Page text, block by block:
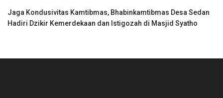
Jaga Kondusivitas Kamtibmas, Bhabinkamtibmas Desa Sedan
Hadiri Dzikir Kemerdekaan dan Istigozah di Masjid Syatho